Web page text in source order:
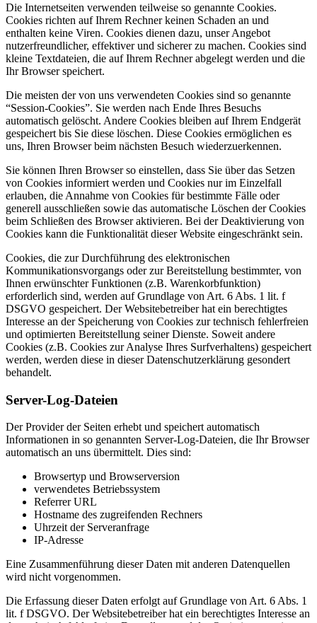
Die Internetseiten verwenden teilweise so genannte Cookies.
Cookies richten auf Ihrem Rechner keinen Schaden an und
enthalten keine Viren. Cookies dienen dazu, unser Angebot
nutzerfreundlicher, effektiver und sicherer zu machen. Cookies sind
kleine Textdateien, die auf Ihrem Rechner abgelegt werden und die
Ihr Browser speichert.
Die meisten der von uns verwendeten Cookies sind so genannte
“Session-Cookies”. Sie werden nach Ende Ihres Besuchs
automatisch gelöscht. Andere Cookies bleiben auf Ihrem Endgerät
gespeichert bis Sie diese löschen. Diese Cookies ermöglichen es
uns, Ihren Browser beim nächsten Besuch wiederzuerkennen.
Sie können Ihren Browser so einstellen, dass Sie über das Setzen
von Cookies informiert werden und Cookies nur im Einzelfall
erlauben, die Annahme von Cookies für bestimmte Fälle oder
generell ausschließen sowie das automatische Löschen der Cookies
beim Schließen des Browser aktivieren. Bei der Deaktivierung von
Cookies kann die Funktionalität dieser Website eingeschränkt sein.
Cookies, die zur Durchführung des elektronischen
Kommunikationsvorgangs oder zur Bereitstellung bestimmter, von
Ihnen erwünschter Funktionen (z.B. Warenkorbfunktion)
erforderlich sind, werden auf Grundlage von Art. 6 Abs. 1 lit. f
DSGVO gespeichert. Der Websitebetreiber hat ein berechtigtes
Interesse an der Speicherung von Cookies zur technisch fehlerfreien
und optimierten Bereitstellung seiner Dienste. Soweit andere
Cookies (z.B. Cookies zur Analyse Ihres Surfverhaltens) gespeichert
werden, werden diese in dieser Datenschutzerklärung gesondert
behandelt.
Server-Log-Dateien
Der Provider der Seiten erhebt und speichert automatisch
Informationen in so genannten Server-Log-Dateien, die Ihr Browser
automatisch an uns übermittelt. Dies sind:
Browsertyp und Browserversion
verwendetes Betriebssystem
Referrer URL
Hostname des zugreifenden Rechners
Uhrzeit der Serveranfrage
IP-Adresse
Eine Zusammenführung dieser Daten mit anderen Datenquellen
wird nicht vorgenommen.
Die Erfassung dieser Daten erfolgt auf Grundlage von Art. 6 Abs. 1
lit. f DSGVO. Der Websitebetreiber hat ein berechtigtes Interesse an